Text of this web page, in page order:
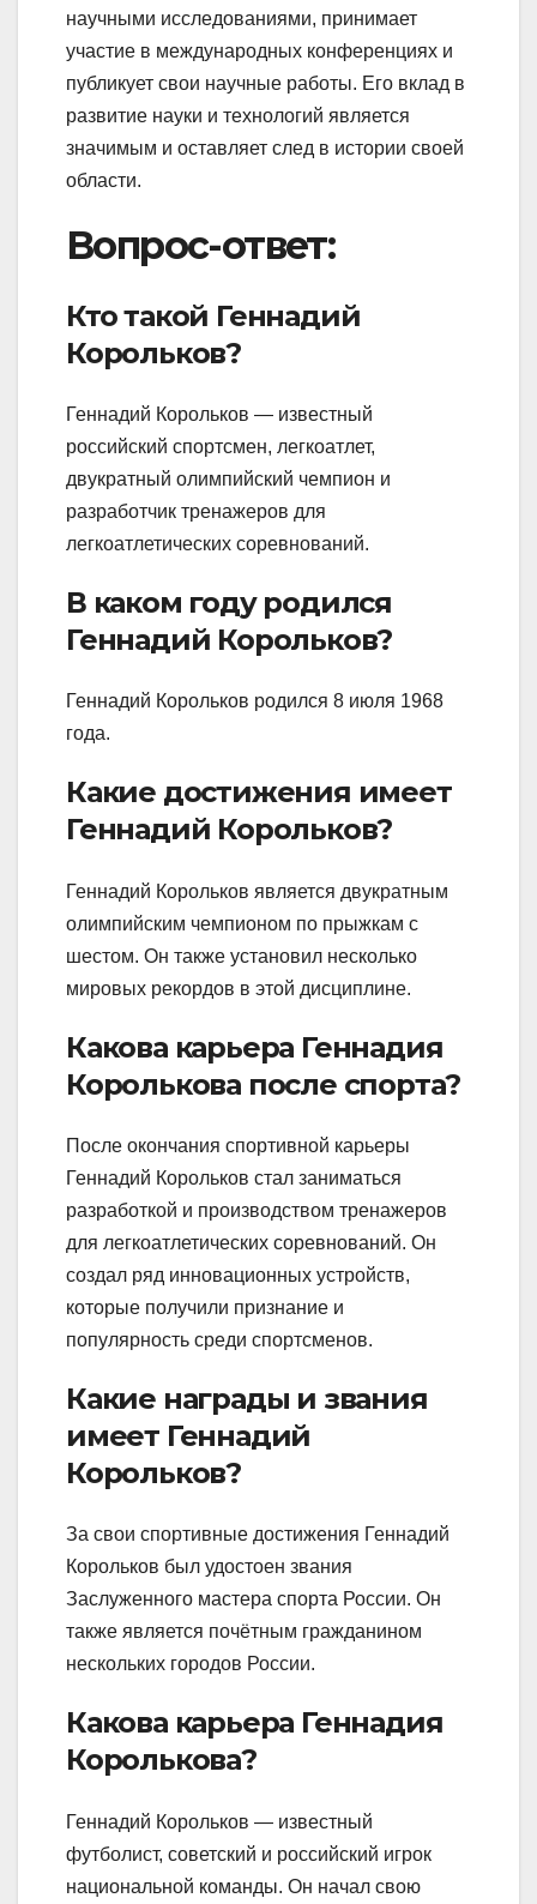
научными исследованиями, принимает
участие в международных конференциях и
публикует свои научные работы. Его вклад в
развитие науки и технологий является
значимым и оставляет след в истории своей
области.
Вопрос-ответ:
Кто такой Геннадий
Корольков?
Геннадий Корольков — известный
российский спортсмен, легкоатлет,
двукратный олимпийский чемпион и
разработчик тренажеров для
легкоатлетических соревнований.
В каком году родился
Геннадий Корольков?
Геннадий Корольков родился 8 июля 1968
года.
Какие достижения имеет
Геннадий Корольков?
Геннадий Корольков является двукратным
олимпийским чемпионом по прыжкам с
шестом. Он также установил несколько
мировых рекордов в этой дисциплине.
Какова карьера Геннадия
Королькова после спорта?
После окончания спортивной карьеры
Геннадий Корольков стал заниматься
разработкой и производством тренажеров
для легкоатлетических соревнований. Он
создал ряд инновационных устройств,
которые получили признание и
популярность среди спортсменов.
Какие награды и звания
имеет Геннадий
Корольков?
За свои спортивные достижения Геннадий
Корольков был удостоен звания
Заслуженного мастера спорта России. Он
также является почётным гражданином
нескольких городов России.
Какова карьера Геннадия
Королькова?
Геннадий Корольков — известный
футболист, советский и российский игрок
национальной команды. Он начал свою